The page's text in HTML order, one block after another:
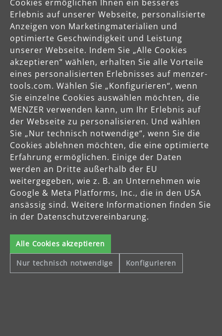
Käuferschutz
Servicezeiten
Mo-Do: 8-16 Uhr
Fr: 8-14 Uhr
Produkte
Service
Unternehmen
Cookies ermöglichen Ihnen ein besseres
Erlebnis auf unserer Webseite, personalisierte
Anzeigen von Marketingmaterialien und
optimierte Geschwindigkeit und Leistung
unserer Webseite. Indem Sie „Alle Cookies
akzeptieren“ wählen, erhalten Sie alle Vorteile
eines personalisierten Erlebnisses auf menzer-
tools.com. Wählen Sie „Konfigurieren“, wenn
Sie einzelne Cookies auswählen möchten, die
MENZER verwenden kann, um Ihr Erlebnis auf
der Webseite zu personalisieren. Und wählen
Sie „Nur technisch notwendige“, wenn Sie die
Cookies ablehnen möchten, die eine optimierte
Erfahrung ermöglichen. Einige der Daten
werden an Dritte außerhalb der EU
weitergegeben, wie z. B. an Unternehmen wie
Google & Meta Platforms, Inc., die in den USA
ansässig sind. Weitere Informationen finden Sie
in der Datenschutzvereinbarung.
Alle Cookies akzeptieren
Nur technisch notwendige Konfigurieren